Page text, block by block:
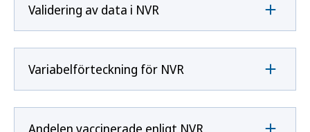
Validering av data i NVR
Variabelförteckning för NVR
Andelen vaccinerade enligt NVR